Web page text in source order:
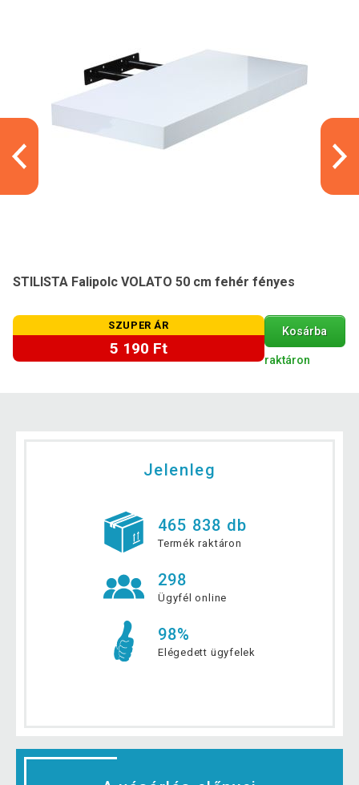
STILISTA Falipolc VOLATO 50 cm fehér fényes
SZUPER ÁR
5 190 Ft
Kosárba
raktáron
Jelenleg
465 838 db
Termék raktáron
298
Ügyfél online
98%
Elégedett ügyfelek